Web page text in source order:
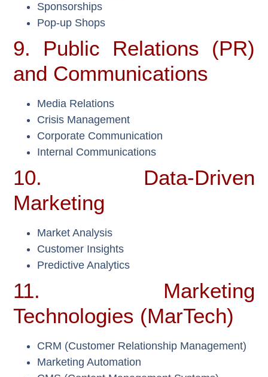
Sponsorships
Pop-up Shops
9. Public Relations (PR)
and Communications
Media Relations
Crisis Management
Corporate Communication
Internal Communications
10. Data-Driven
Marketing
Market Analysis
Customer Insights
Predictive Analytics
11. Marketing
Technologies (MarTech)
CRM (Customer Relationship Management)
Marketing Automation